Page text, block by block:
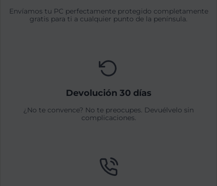
Envíamos tu PC perfectamente protegido completamente
gratis para ti a cualquier punto de la península.
Devolución 30 días
¿No te convence? No te preocupes. Devuélvelo sin
complicaciones.